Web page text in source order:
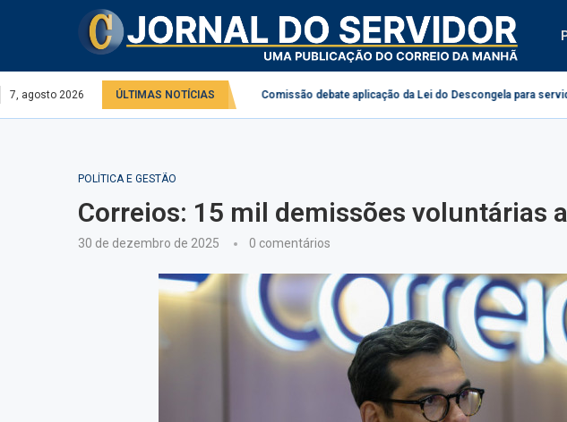
7, agosto 2026 ÚLTIMAS NOTÍCIAS
no serviço público e privado Comissão debate aplicação da Lei do Descongela para servidores
POLÍTICA E GESTÃO
Correios: 15 mil demissões voluntárias
30 de dezembro de 2025 0 comentários